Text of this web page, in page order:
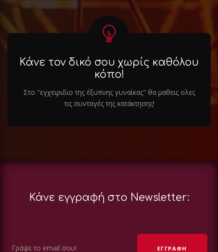
Κάνε τον δικό σου χωρίς καθόλου
κόπο!
Στο "εγχειριδιο της έξυπνης γυναίκας" θα μαθεις ολες
τις συνταγές της κατάκτησης!
Κάνε εγγραφή στο Newsletter: